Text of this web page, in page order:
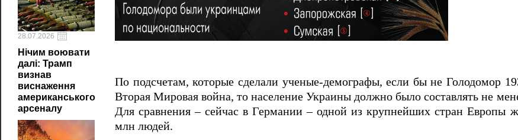
28.07.2026
Нічим воювати
далі: Трамп
визнав
виснаження
американського
арсеналу
По подсчетам, которые сделали ученые-демографы, если бы не Голодомор
Вторая Мировая война, то население Украины должно было составлять не
Для сравнения – сейчас в Германии – одной из крупнейших стран Европы
млн людей.